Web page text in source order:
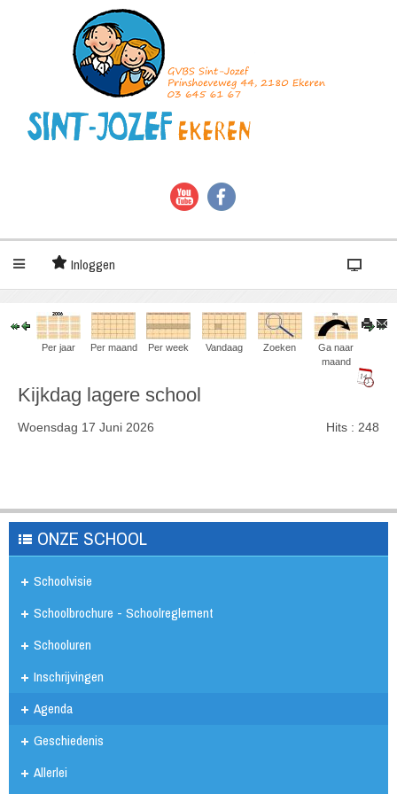
Inloggen
Per jaar Per maand Per week Vandaag Zoeken
Ga naar
maand
Kijkdag lagere school
Woensdag 17 Juni 2026 Hits: 248
ONZE SCHOOL
Schoolvisie
Schoolbrochure - Schoolreglement
Schooluren
Inschrijvingen
Agenda
Geschiedenis
Allerlei